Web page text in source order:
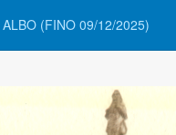
(FINO 09/12/2025)